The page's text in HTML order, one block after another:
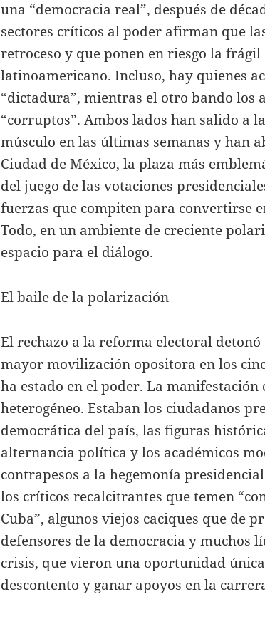
una “democracia real”, después de
sectores críticos al poder afirman que
retroceso y que ponen en riesgo la
latinoamericano. Incluso, hay quienes
“dictadura”, mientras el otro bando los
“corruptos”. Ambos lados han salido a
músculo en las últimas semanas y han
Ciudad de México, la plaza más
del juego de las votaciones
fuerzas que compiten para convertirse
Todo, en un ambiente de creciente
espacio para el diálogo.
El baile de la polarización
El rechazo a la reforma electoral
mayor movilización opositora en los
ha estado en el poder. La manifestación
heterogéneo. Estaban los ciudadanos
democrática del país, las figuras
alternancia política y los académicos
contrapesos a la hegemonía
los críticos recalcitrantes que temen
Cuba”, algunos viejos caciques que de
defensores de la democracia y muchos
crisis, que vieron una oportunidad
descontento y ganar apoyos en la